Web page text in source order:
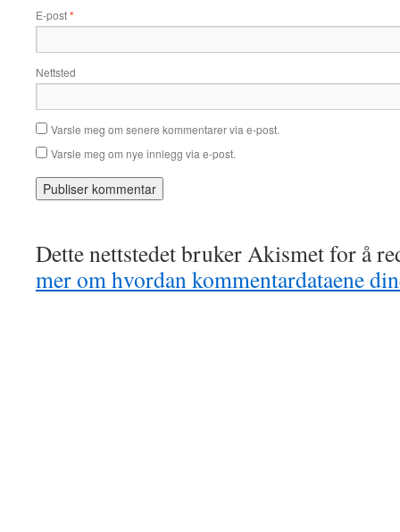
E-post*
Nettsted
Varsle meg om senere kommentarer via e-post.
Varsle meg om nye innlegg via e-post.
Dette nettstedet bruker Akismet for å
mer om hvordan kommentardataene